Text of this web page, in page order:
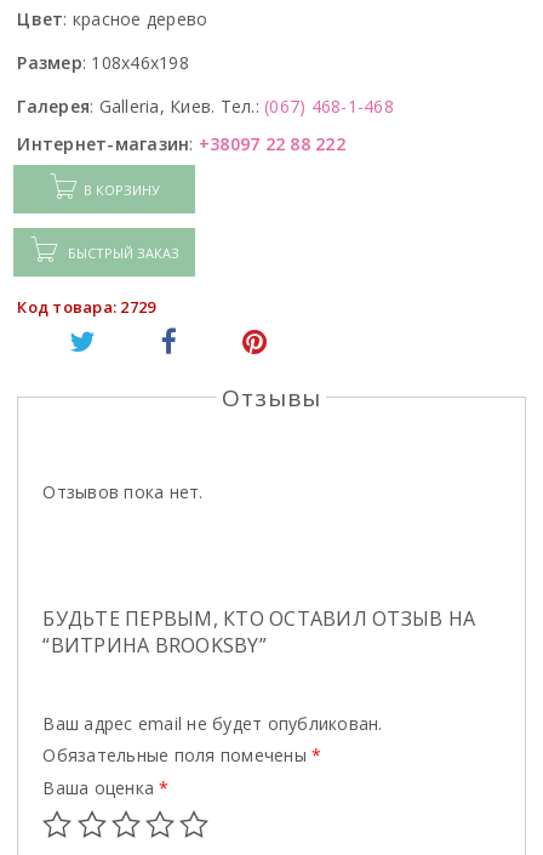
Цвет: красное дерево
Размер: 108x46x198
Галерея: Galleria, Киев. Тел.: (067) 468-1-468
Интернет-магазин: +38097 22 88 222
В КОРЗИНУ
БЫСТРЫЙ ЗАКАЗ
Код товара: 2729
Отзывы
Отзывов пока нет.
БУДЬТЕ ПЕРВЫМ, КТО ОСТАВИЛ ОТЗЫВ НА
“ВИТРИНА BROOKSBY”
Ваш адрес email не будет опубликован.
Обязательные поля помечены*
Ваша оценка*